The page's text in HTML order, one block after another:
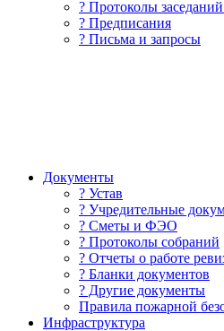
? Протоколы
? Предписания
? Письма и запросы
Документы
? Устав
? Учредительные
? Сметы и ФЭО
? Протоколы собраний
? Отчеты о работе
? Бланки документов
? Другие документы
Правила пожарной
Инфраструктура